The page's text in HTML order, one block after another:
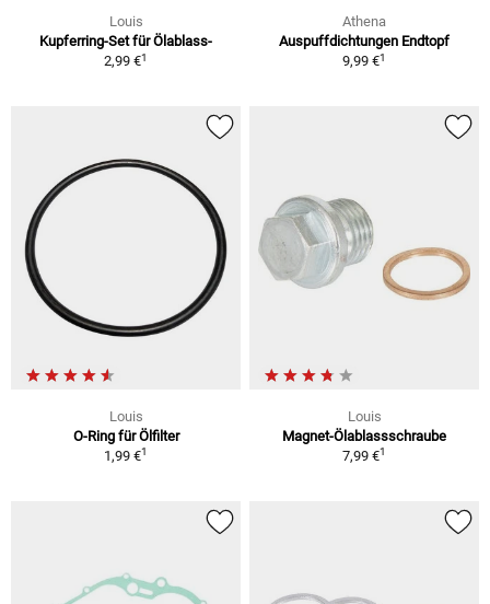
Louis
Kupferring-Set für Ölablass-
2,99 €1
Athena
Auspuffdichtungen Endtopf
9,99 €1
Louis
O-Ring für Ölfilter
1,99 €1
Louis
Magnet-Ölablassschraube
7,99 €1